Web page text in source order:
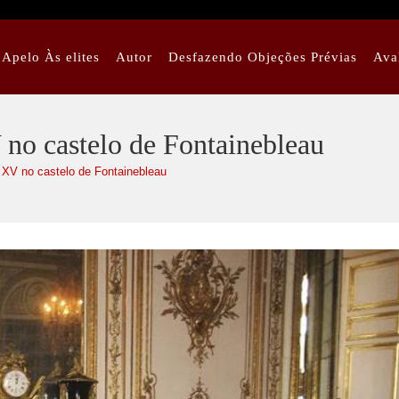
Apelo Às elites Autor Desfazendo Objeções Prévias
castelo de Fontainebleau
no castelo de Fontainebleau